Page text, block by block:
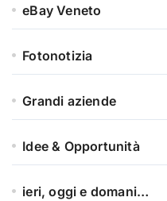
eBay Veneto
Fotonotizia
Grandi aziende
Idee & Opportunità
ieri, oggi e domani…